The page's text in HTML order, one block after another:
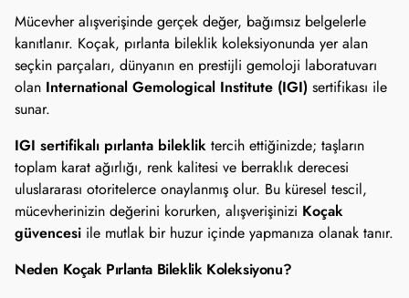
Mücevher alışverişinde gerçek değer, bağımsız belgelerle
kanıtlanır. Koçak, pırlanta bileklik koleksiyonunda yer alan
seçkin parçaları, dünyanın en prestijli gemoloji laboratuvarı
olan International Gemological Institute (IGI) sertifikası ile
sunar.
IGI sertifikalı pırlanta bileklik tercih ettiğinizde; taşların
toplam karat ağırlığı, renk kalitesi ve berraklık derecesi
uluslararası otoritelerce onaylanmış olur. Bu küresel tescil,
mücevherinizin değerini korurken, alışverişinizi Koçak
güvencesi ile mutlak bir huzur içinde yapmanıza olanak tanır.
Neden Koçak Pırlanta Bileklik Koleksiyonu?